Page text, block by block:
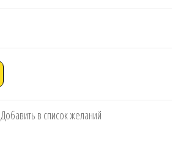
Добавить в список желаний